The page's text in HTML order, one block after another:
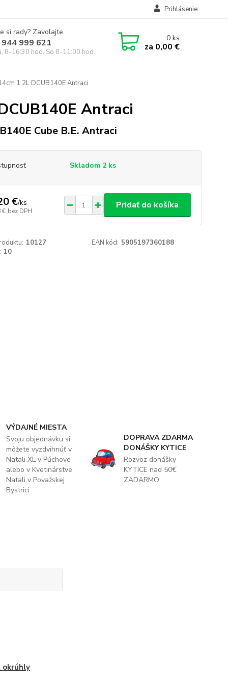
Prihlásenie
si rady? Zavolajte.
999 621
8-16:30 hod. So 8-11:00 hod.)
0ks
za 0,00 €
1,2L DCUB140E Antraci
Antraci
Cube B.E. Antraci
Skladom 2 ks
€/ks
€ bez DPH
Pridať do košíka
10127 EAN kód: 5905197360188
10
VÝDAJNÉ MIESTA
Svoju objednávku si
môžete vyzdvihnúť v
Natali XL v Púchove
alebo v Kvetinárstve
Natali v Považskej
Bystrici
DOPRAVA ZDARMA
DONÁŠKY KYTICE
Rozvoz donášky
KYTICE nad 50€
ZADARMO
okrúhly